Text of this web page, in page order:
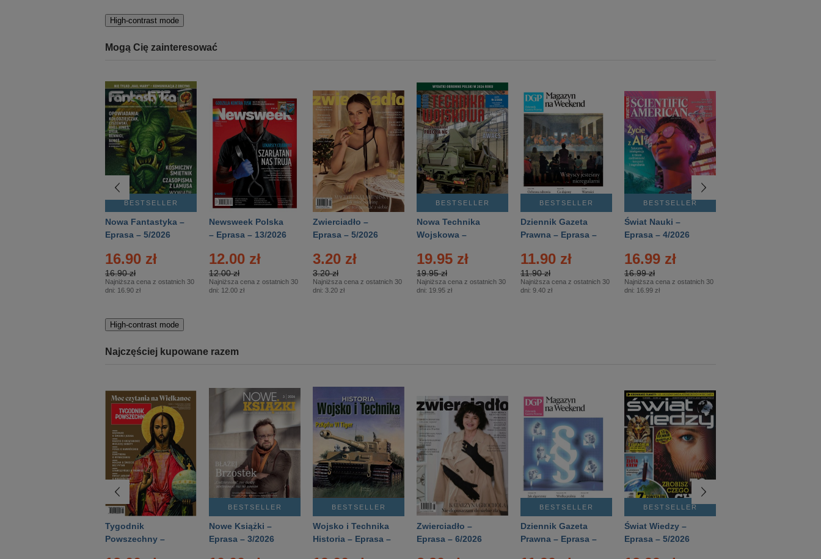
High-contrast mode
Mogą Cię zainteresować
BESTSELLER
Nowa Fantastyka –
Eprasa – 5/2026
16.90 zł
16.90 zł
Najniższa cena z ostatnich 30
dni: 16.90 zł
Newsweek Polska
– Eprasa – 13/2026
12.00 zł
12.00 zł
Najniższa cena z ostatnich 30
dni: 12.00 zł
Zwierciadło –
Eprasa – 5/2026
3.20 zł
3.20 zł
Najniższa cena z ostatnich 30
dni: 3.20 zł
BESTSELLER
Nowa Technika
Wojskowa –
19.95 zł
19.95 zł
Najniższa cena z ostatnich 30
dni: 19.95 zł
BESTSELLER
Dziennik Gazeta
Prawna – Eprasa –
11.90 zł
11.90 zł
Najniższa cena z ostatnich 30
dni: 9.40 zł
BESTSELLER
Świat Nauki –
Eprasa – 4/2026
16.99 zł
16.99 zł
Najniższa cena z ostatnich 30
dni: 16.99 zł
High-contrast mode
Najczęściej kupowane razem
Tygodnik
Powszechny –
BESTSELLER
Nowe Książki –
Eprasa – 3/2026
BESTSELLER
Wojsko i Technika
Historia – Eprasa –
Zwierciadło –
Eprasa – 6/2026
BESTSELLER
Dziennik Gazeta
Prawna – Eprasa –
BESTSELLER
Świat Wiedzy –
Eprasa – 5/2026